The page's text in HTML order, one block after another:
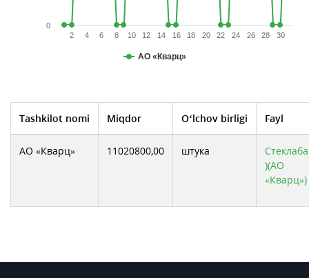
АО «Кварц»
2 4 6 8 10 12 14 16 18 20 22 24 26 28 30
0
Tashkilot nomi Miqdor O‘lchov birligi Fayl
АО «Кварц» 11020800,00 штука
)(АО
«Кварц»)